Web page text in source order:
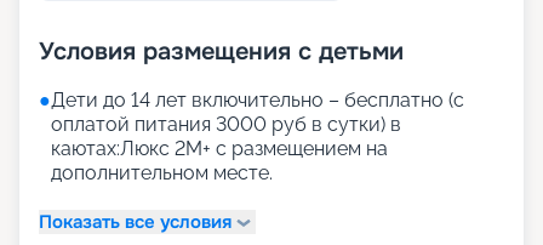
Условия размещения с детьми
●Дети до 14 лет включительно – бесплатно (с
оплатой питания 3000 руб в сутки) в
каютах:Люкс 2М+ с размещением на
дополнительном месте.
Показать все условия